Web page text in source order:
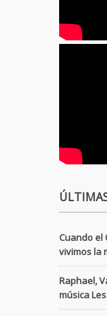
Cuando el
vivimos la
Raphael,
música